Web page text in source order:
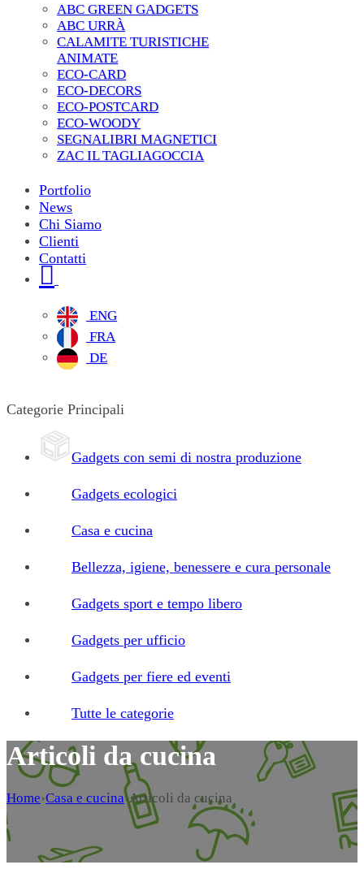
ABC GREEN GADGETS
ABC URRÀ
CALAMITE TURISTICHE
ANIMATE
ECO-CARD
ECO-DECORS
ECO-POSTCARD
ECO-WOODY
SEGNALIBRI MAGNETICI
ZAC IL TAGLIAGOCCIA
Portfolio
News
Chi Siamo
Clienti
Contatti
ENG
FRA
DE
Categorie Principali
Gadgets con semi di nostra produzione
Gadgets ecologici
Casa e cucina
Bellezza, igiene, benessere e cura personale
Gadgets sport e tempo libero
Gadgets per ufficio
Gadgets per fiere ed eventi
Tutte le categorie
Articoli da cucina
Home›Casa e cucina›Articoli da cucina